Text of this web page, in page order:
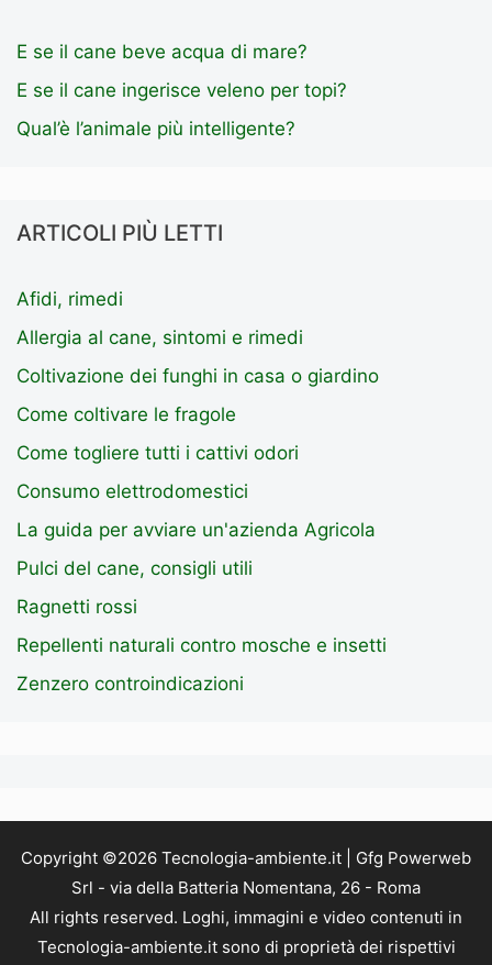
E se il cane beve acqua di mare?
E se il cane ingerisce veleno per topi?
Qual’è l’animale più intelligente?
ARTICOLI PIÙ LETTI
Afidi, rimedi
Allergia al cane, sintomi e rimedi
Coltivazione dei funghi in casa o giardino
Come coltivare le fragole
Come togliere tutti i cattivi odori
Consumo elettrodomestici
La guida per avviare un'azienda Agricola
Pulci del cane, consigli utili
Ragnetti rossi
Repellenti naturali contro mosche e insetti
Zenzero controindicazioni
Copyright ©2026 Tecnologia-ambiente.it | Gfg Powerweb
Srl - via della Batteria Nomentana, 26 - Roma
All rights reserved. Loghi, immagini e video contenuti in
Tecnologia-ambiente.it sono di proprietà dei rispettivi